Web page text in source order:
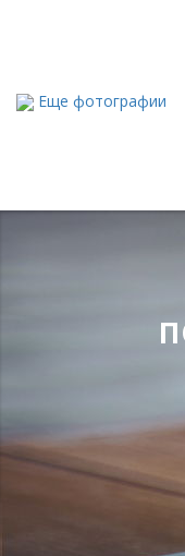
Еще фотографии